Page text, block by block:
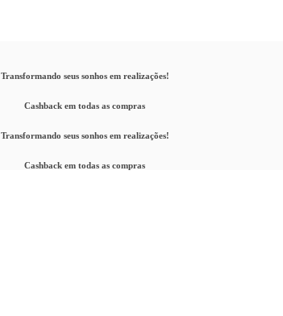
Transformando seus sonhos em realizações!
Cashback em todas as compras
Transformando seus sonhos em realizações!
Cashback em todas as compras